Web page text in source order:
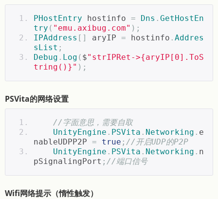
PHostEntry hostinfo = Dns . GetHostEn
try ( "emu.axibug.com" );
IPAddress [] aryIP = hostinfo . Addres
sList ;
Debug . Log ( $"strIPRet->{aryIP[0].ToS
tring()}" );
PSVita的网络设置
//字面意思，需要自取
UnityEngine . PSVita . Networking . e
nableUDPP2P = true ; //开启UDP的P2P
UnityEngine . PSVita . Networking . n
pSignalingPort ; //端口信号
Wifi网络提示（惰性触发）